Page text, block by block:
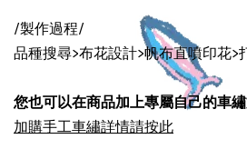
/製作過程/
品種搜尋>布花設計>帆布直噴印花>
您也可以在商品加上專屬自己的車
加購手工車繡詳情請按此